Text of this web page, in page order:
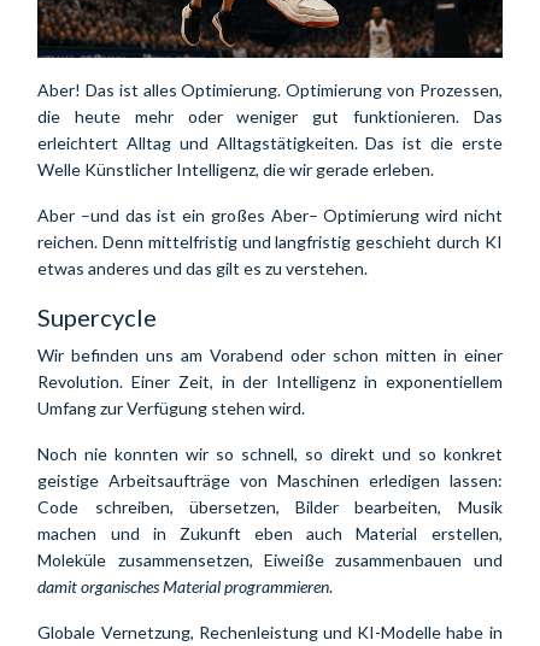
Aber! Das ist alles Optimierung. Optimierung von Prozessen,
die heute mehr oder weniger gut funktionieren. Das
erleichtert Alltag und Alltagstätigkeiten. Das ist die erste
Welle Künstlicher Intelligenz, die wir gerade erleben.
Aber –und das ist ein großes Aber– Optimierung wird nicht
reichen. Denn mittelfristig und langfristig geschieht durch KI
etwas anderes und das gilt es zu verstehen.
Supercycle
Wir befinden uns am Vorabend oder schon mitten in einer
Revolution. Einer Zeit, in der Intelligenz in exponentiellem
Umfang zur Verfügung stehen wird.
Noch nie konnten wir so schnell, so direkt und so konkret
geistige Arbeitsaufträge von Maschinen erledigen lassen:
Code schreiben, übersetzen, Bilder bearbeiten, Musik
machen und in Zukunft eben auch Material erstellen,
damit organisches Material programmieren.
Globale Vernetzung, Rechenleistung und KI-Modelle habe in